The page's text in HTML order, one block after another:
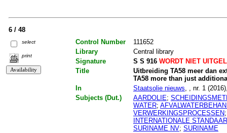
6 / 48
select
print
Control Number
111652
Library
Central library
Signature
S S 916 WORDT NIET
Title
Uitbreiding TA58 meer dan
TA58 more than just
In
Staatsolie nieuws , , nr. 1
Subjects (Dut.)
AARDOLIE;
WATER;
VERWERKINGSPROCESSEN
INTERNATIONALE
SURINAME NV; SURINAME